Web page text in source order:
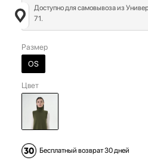
Доступно для самовывоза из
71.
Размер
OS
Цвет
Бесплатный возврат 30 дней